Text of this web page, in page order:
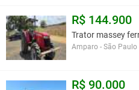
R$ 144.900
Trator massey
Amparo - São Paulo
R$ 90.000